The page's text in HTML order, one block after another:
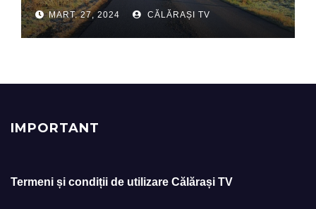
MART. 27, 2024 CĂLĂRAȘI TV
IMPORTANT
Termeni și condiții de utilizare Călărași TV